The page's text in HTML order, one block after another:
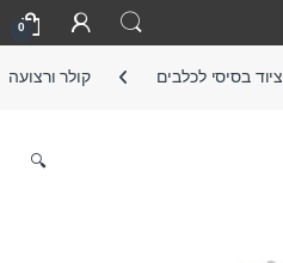
0
ציוד בסיסי לכלבים קולר ורצועה
🔍